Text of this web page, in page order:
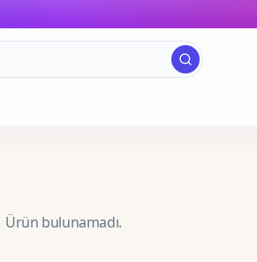
Ürün bulunamadı.